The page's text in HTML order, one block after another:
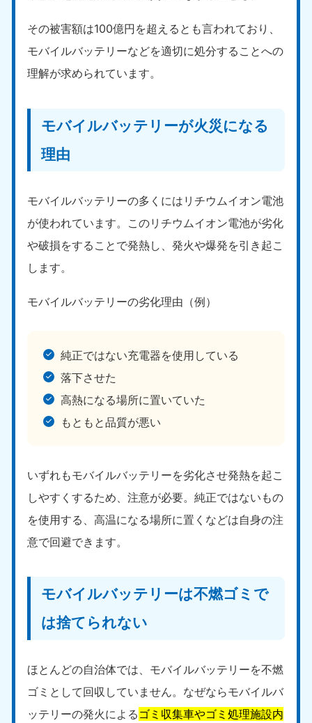
その被害額は100億円を超えるとも言われており、
モバイルバッテリーなどを適切に処分することへの
理解が求められています。
モバイルバッテリーが火災になる
理由
モバイルバッテリーの多くにはリチウムイオン電池
が使われています。このリチウムイオン電池が劣化
や破損をすることで発熱し、発火や爆発を引き起こ
します。
モバイルバッテリーの劣化理由（例）
純正ではない充電器を使用している
落下させた
高熱になる場所に置いていた
もともと品質が悪い
いずれもモバイルバッテリーを劣化させ発熱を起こ
しやすくするため、注意が必要。純正ではないもの
を使用する、高温になる場所に置くなどは自身の注
意で回避できます。
モバイルバッテリーは不燃ゴミで
は捨てられない
ほとんどの自治体では、モバイルバッテリーを不燃
ゴミとして回収していません。なぜならモバイルバ
ッテリーの発火による ゴミ収集車やゴミ処理施設内